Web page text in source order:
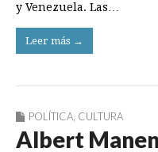
y Venezuela. Las…
Leer más →
POLÍTICA, CULTURA
Albert